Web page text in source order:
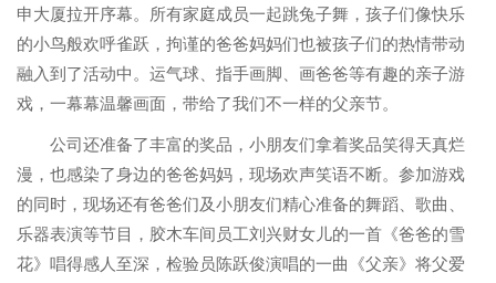
申大厦拉开序幕。所有家庭成员一起跳兔子舞，孩子们像快乐
的小鸟般欢呼雀跃，拘谨的爸爸妈妈们也被孩子们的热情带动
融入到了活动中。运气球、指手画脚、画爸爸等有趣的亲子游
戏，一幕幕温馨画面，带给了我们不一样的父亲节。
公司还准备了丰富的奖品，小朋友们拿着奖品笑得天真烂
漫，也感染了身边的爸爸妈妈，现场欢声笑语不断。参加游戏
的同时，现场还有爸爸们及小朋友们精心准备的舞蹈、歌曲、
乐器表演等节目，胶木车间员工刘兴财女儿的一首《爸爸的雪
花》唱得感人至深，检验员陈跃俊演唱的一曲《父亲》将父爱